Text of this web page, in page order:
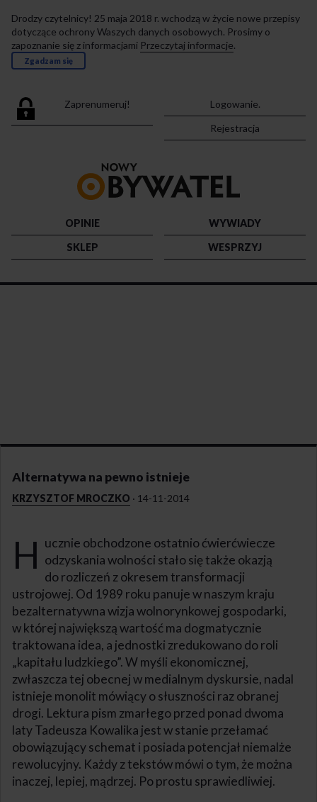
Drodzy czytelnicy! 25 maja 2018 r. wchodzą w życie nowe przepisy
dotyczące ochrony Waszych danych osobowych. Prosimy o
zapoznanie się z informacjami Przeczytaj informacje.
Zgadzam się
Zaprenumeruj!
Logowanie.
Rejestracja
strony
OPINIE
WYWIADY
SKLEP
WESPRZYJ
Alternatywa na pewno istnieje
KRZYSZTOF MROCZKO · 14-11-2014
H ucznie obchodzone ostatnio ćwierćwiecze
odzyskania wolności stało się także okazją
do rozliczeń z okresem transformacji
ustrojowej. Od 1989 roku panuje w naszym kraju
bezalternatywna wizja wolnorynkowej gospodarki,
w której największą wartość ma dogmatycznie
traktowana idea, a jednostki zredukowano do roli
„kapitału ludzkiego”. W myśli ekonomicznej,
zwłaszcza tej obecnej w medialnym dyskursie, nadal
istnieje monolit mówiący o słuszności raz obranej
drogi. Lektura pism zmarłego przed ponad dwoma
laty Tadeusza Kowalika jest w stanie przełamać
obowiązujący schemat i posiada potencjał niemalże
rewolucyjny. Każdy z tekstów mówi o tym, że można
inaczej, lepiej, mądrzej. Po prostu sprawiedliwiej.